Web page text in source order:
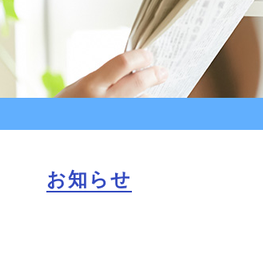
お知らせ